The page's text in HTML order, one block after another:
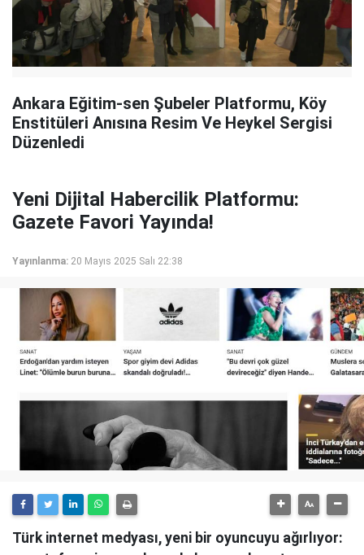
Ankara Eğitim-sen Şubeler Platformu, Köy
Enstitüleri Anısına Resim Ve Heykel Sergisi
Düzenledi
Yeni Dijital Habercilik Platformu:
Gazete Favori Yayında!
Yayınlanma: 20 Mayıs 2025 Salı 22:38
Türk internet medyası, yeni bir oyuncuyu ağırlıyor: